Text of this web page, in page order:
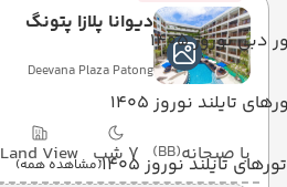
دبی نوروز 1405
تایلند نوروز 1405
تورهای تایلند نوروز 1405 (مشاهده همه)
دیوانا پلازا پتونگ
Deevana Plaza Patong
با صبحانه(BB) 7 شب Land View